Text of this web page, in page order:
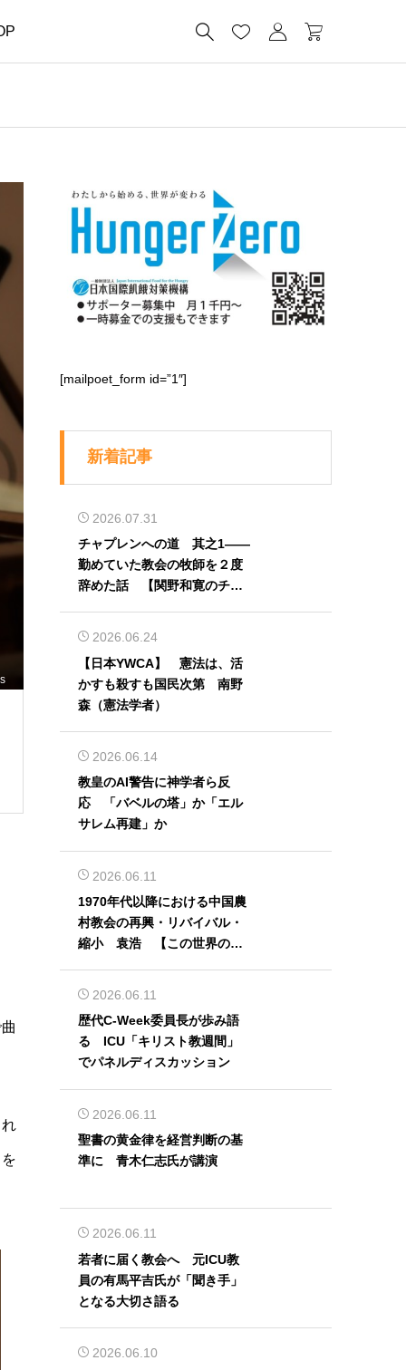
   
[mailpoet_form id=”1″]
新着記事
2026.07.31
チャプレンへの道 其之1――
勤めていた教会の牧師を２度
辞めた話 【関野和寛のチャ
2026.06.24
【日本YWCA】 憲法は、活
かすも殺すも国民次第 南野
森（憲法学者）
2026.06.14
教皇のAI警告に神学者ら反
応 「バベルの塔」か「エル
サレム再建」か
2026.06.11
1970年代以降における中国農
村教会の再興・リバイバル・
縮小 袁浩 【この世界の片
2026.06.11
歴代C-Week委員長が歩み語
る ICU「キリスト教週間」
でパネルディスカッション
2026.06.11
聖書の黄金律を経営判断の基
準に 青木仁志氏が講演
2026.06.11
若者に届く教会へ 元ICU教
員の有馬平吉氏が「聞き手」
となる大切さ語る
2026.06.10